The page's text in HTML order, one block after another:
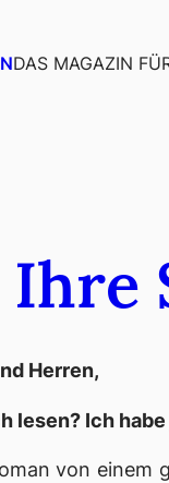
DAS MAGAZIN
Ihre
Herren,
lesen? Ich
von einem